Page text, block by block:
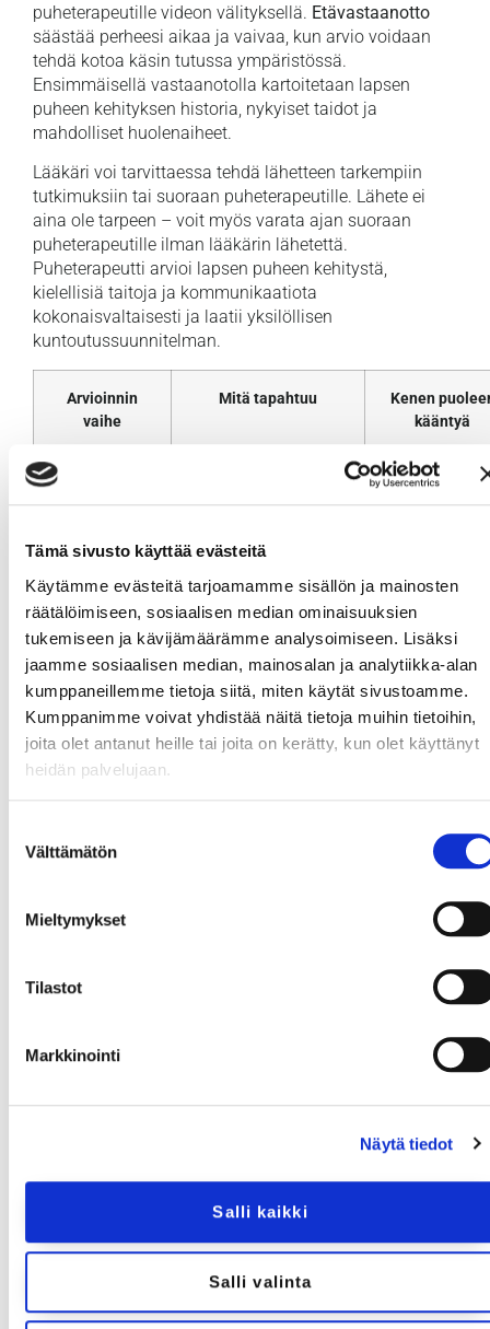
Tämä sivusto käyttää evästeitä
Käytämme evästeitä tarjoamamme sisällön ja mainosten
räätälöimiseen, sosiaalisen median ominaisuuksien
tukemiseen ja kävijämäärämme analysoimiseen. Lisäksi
jaamme sosiaalisen median, mainosalan ja analytiikka-alan
kumppaneillemme tietoja siitä, miten käytät sivustoamme.
Kumppanimme voivat yhdistää näitä tietoja muihin tietoihin,
joita olet antanut heille tai joita on kerätty, kun olet käyttänyt
heidän palvelujaan.
valinta
Välttämätön
Mieltymykset
Tilastot
Markkinointi
Näytä tiedot
Salli kaikki
Salli valinta
puheterapeutille videon välityksellä. Etävastaanotto
säästää perheesi aikaa ja vaivaa, kun arvio voidaan
tehdä kotoa käsin tutussa ympäristössä.
Ensimmäisellä vastaanotolla kartoitetaan lapsen
puheen kehityksen historia, nykyiset taidot ja
mahdolliset huolenaiheet.
Lääkäri voi tarvittaessa tehdä lähetteen tarkempiin
tutkimuksiin tai suoraan puheterapeutille. Lähete ei
aina ole tarpeen – voit myös varata ajan suoraan
puheterapeutille ilman lääkärin lähetettä.
Puheterapeutti arvioi lapsen puheen kehitystä,
kielellisiä taitoja ja kommunikaatiota
kokonaisvaltaisesti ja laatii yksilöllisen
kuntoutussuunnitelman.
Arvioinnin
vaihe
Mitä tapahtuu
Kenen
kääntyä
Ensimmäinen
huoli
alkukartoitus
Neuvola,
perhelääkäri tai
Kielellisten
arviointi
Kokonaisvaltainen
arviointi
Puheterapeutti
Tarvittaessa
lisätutkimukset
Kuulon tutkiminen,
neurologiset
tutkimukset
Korvalääkäri,
lastenneurologi
Miten vanhemmat voivat
kehitystä kotona?
kehityksen tukemisessa. Arkiset tilanteet tarjoavat
edistämiseen hauskalla ja luonnollisella tavalla.
Tässä käytännön vinkkejä puheen kehityksen
– Kuvailkaa ääneen mitä teette,
sinulle punaisen paidan. Se on pehmeä, eikö
sanavarastoa ja tukee kielellistä kehitystä.